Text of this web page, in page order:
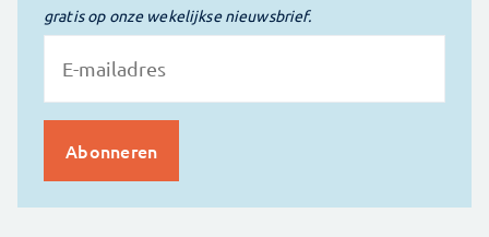
gratis op onze wekelijkse nieuwsbrief.